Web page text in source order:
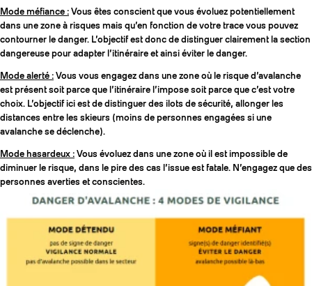
Mode méfiance : Vous êtes conscient que vous évoluez potentiellement
dans une zone à risques mais qu’en fonction de votre trace vous pouvez
contourner le danger. L’objectif est donc de distinguer clairement la section
dangereuse pour adapter l’itinéraire et ainsi éviter le danger.
Mode alerté : Vous vous engagez dans une zone où le risque d’avalanche
est présent soit parce que l’itinéraire l’impose soit parce que c’est votre
choix. L’objectif ici est de distinguer des ilots de sécurité, allonger les
distances entre les skieurs (moins de personnes engagées si une
avalanche se déclenche).
Mode hasardeux : Vous évoluez dans une zone où il est impossible de
diminuer le risque, dans le pire des cas l’issue est fatale. N’engagez que des
personnes averties et conscientes.